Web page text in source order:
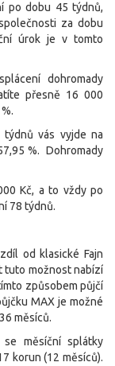
po dobu 45 týdnů,
za dobu
úrok je v tomto
dohromady
přesně 16 000
vás vyjde na
%. Dohromady
Kč, a to vždy po
78 týdnů.
od klasické Fajn
tuto možnost nabízí
způsobem půjčí
MAX je možné
měsíců.
měsíční splátky
korun (12 měsíců).